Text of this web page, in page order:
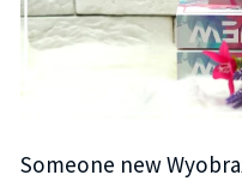
Someone new